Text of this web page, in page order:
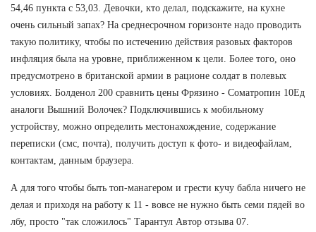
54,46 пункта с 53,03. Девочки, кто делал, подскажите, на кухне
очень сильный запах? На среднесрочном горизонте надо проводить
такую политику, чтобы по истечению действия разовых факторов
инфляция была на уровне, приближенном к цели. Более того, оно
предусмотрено в британской армии в рационе солдат в полевых
условиях. Болденол 200 сравнить цены Фрязино - Cоматропин 10Ед
аналоги Вышний Волочек? Подключившись к мобильному
устройству, можно определить местонахождение, содержание
переписки (смс, почта), получить доступ к фото- и видеофайлам,
контактам, данным браузера.
А для того чтобы быть топ-манагером и грести кучу бабла ничего не
делая и приходя на работу к 11 - вовсе не нужно быть семи пядей во
лбу, просто "так сложилось" Тарантул Автор отзыва 07.